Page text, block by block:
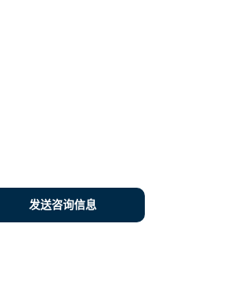
发送咨询信息